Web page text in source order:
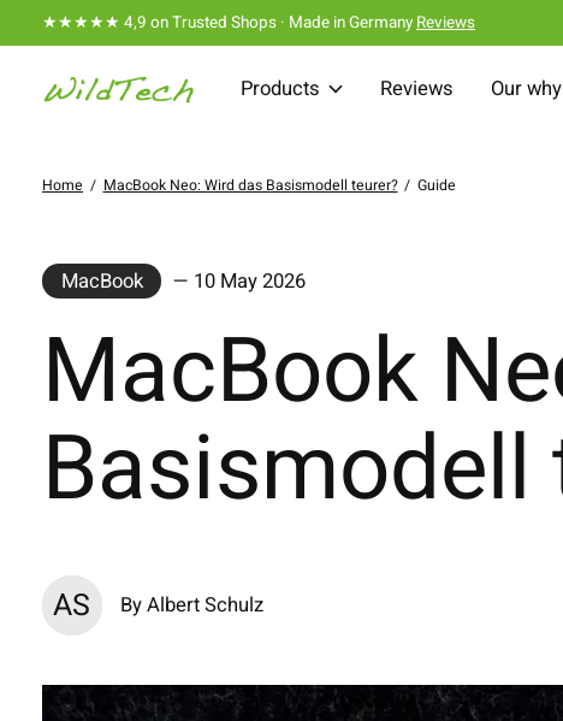
★★★★★ 4,9 on Trusted Shops · Made in GermanyReviews
Products Reviews Our why
Home / MacBook Neo: Wird das Basismodell teurer? / Guide
MacBook — 10 May 2026
MacBook
Basismodell
AS By Albert Schulz